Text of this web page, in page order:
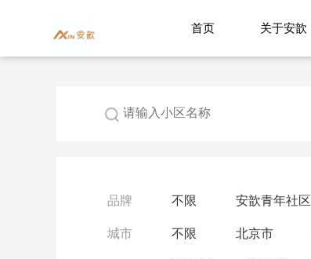
首页 关于安歆
品牌 不限 安歆青年社区
城市 不限 北京市